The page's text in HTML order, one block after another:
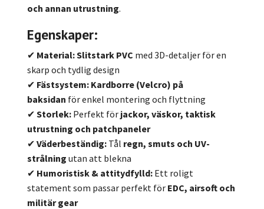
och annan utrustning.
Egenskaper:
✔ Material:Slitstark PVC med 3D-detaljer för en
skarp och tydlig design
✔ Fästsystem: Kardborre (Velcro) på
baksidan för enkel montering och flyttning
✔ Storlek: Perfekt för jackor, väskor, taktisk
utrustning och patchpaneler
✔ Väderbeständig: Tål regn, smuts och UV-
strålning utan att blekna
✔ Humoristisk & attitydfylld: Ett roligt
statement som passar perfekt för EDC, airsoft och
militär gear